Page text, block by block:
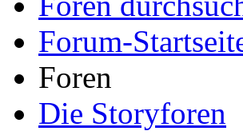
Forum-
Foren
Die Storyforen